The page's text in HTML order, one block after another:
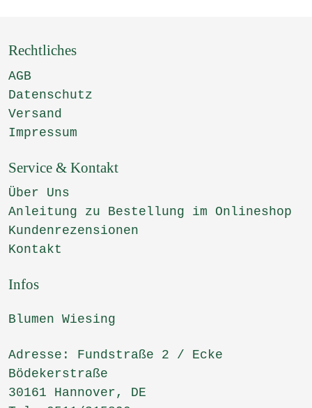
Rechtliches
AGB
Datenschutz
Versand
Impressum
Service & Kontakt
Über Uns
Anleitung zu Bestellung im Onlineshop
Kundenrezensionen
Kontakt
Infos
Blumen Wiesing
Adresse: Fundstraße 2 / Ecke
Bödekerstraße
30161 Hannover, DE